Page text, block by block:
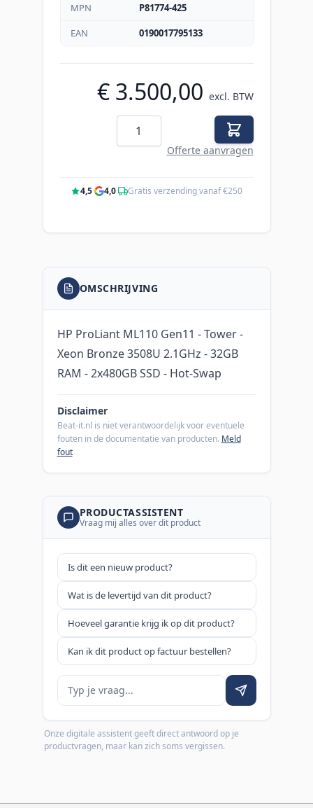
MPN
P81774-425
EAN
0190017795133
€ 3.500,00 excl. BTW
Aantal
Offerte aanvragen
4,5· 4,0· Gratis verzending vanaf €250
OMSCHRIJVING
HP ProLiant ML110 Gen11 - Tower -
Xeon Bronze 3508U 2.1GHz - 32GB
RAM - 2x480GB SSD - Hot-Swap
Disclaimer
Beat-it.nl is niet verantwoordelijk voor eventuele
fouten in de documentatie van producten. Meld
fout
PRODUCTASSISTENT
Vraag mij alles over dit product
Is dit een nieuw product?
Wat is de levertijd van dit product?
Hoeveel garantie krijg ik op dit product?
Kan ik dit product op factuur bestellen?
Je vraag
Onze digitale assistent geeft direct antwoord op je
productvragen, maar kan zich soms vergissen.